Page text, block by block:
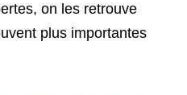
on les retrouve
plus importantes